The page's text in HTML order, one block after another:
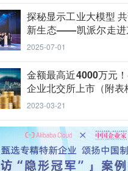
探秘显示工业大模型
新生态——凯派尔走进
心
2025-07-01
金额最高近4000万元
企业北交所上市（附表
2023-03-21